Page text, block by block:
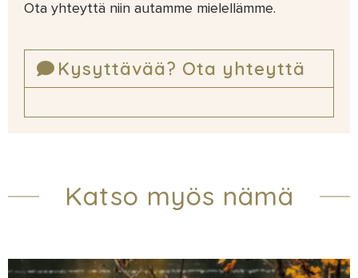
Ota yhteyttä niin autamme mielellämme.
Kysyttävää? Ota yhteyttä
Katso myös nämä